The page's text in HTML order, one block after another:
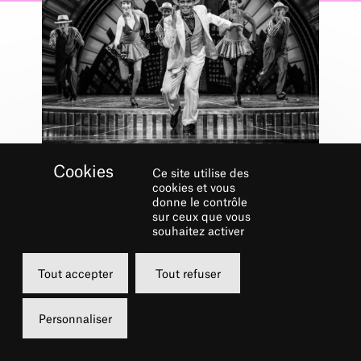
Ateliers
CLAQUETTES TOP
HAT
3 MAI 2026
18h30 15 €
Ce site utilise des
cookies et vous
donne le contrôle
sur ceux que vous
souhaitez activer
Tout accepter Tout refuser
Personnaliser